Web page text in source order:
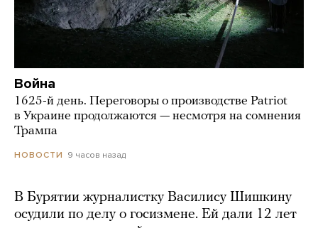
Война
1625-й день. Переговоры о производстве Patriot
в Украине продолжаются — несмотря на сомнения
Трампа
НОВОСТИ 9 часов назад
В Бурятии журналистку Василису Шишкину
осудили по делу о госизмене. Ей дали 12 лет